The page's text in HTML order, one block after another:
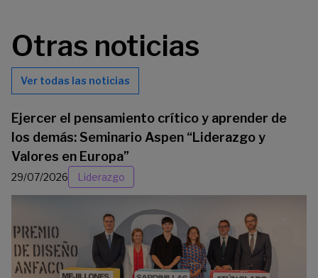
Otras noticias
Ver todas las noticias
Ejercer el pensamiento crítico y aprender de
los demás: Seminario Aspen “Liderazgo y
Valores en Europa”
29/07/2026 Liderazgo